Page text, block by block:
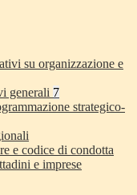
su organizzazione e
generali 7
strategico-
e codice di condotta
e imprese